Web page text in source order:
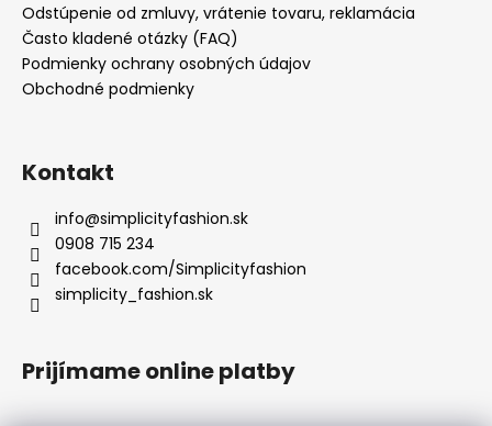
Odstúpenie od zmluvy, vrátenie tovaru, reklamácia
Často kladené otázky (FAQ)
Podmienky ochrany osobných údajov
Obchodné podmienky
Kontakt
info@simplicityfashion.sk
0908 715 234
facebook.com/Simplicityfashion
simplicity_fashion.sk
Prijímame online platby